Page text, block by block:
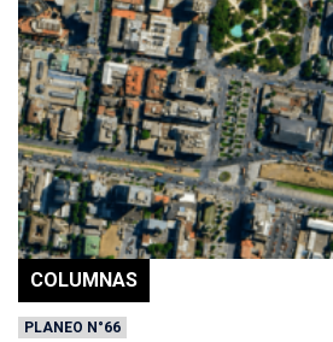
COLUMNAS
PLANEO N°66